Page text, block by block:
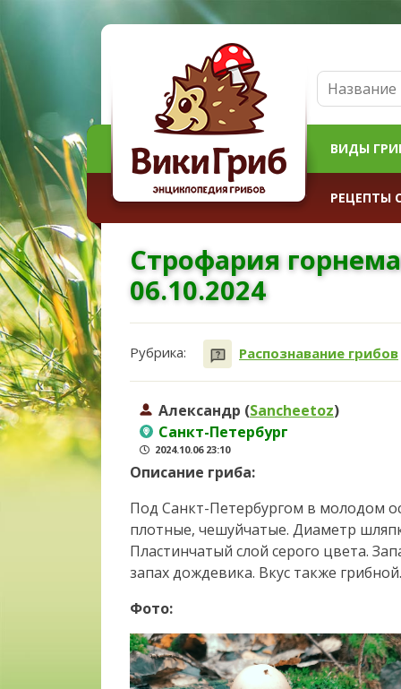
ВИДЫ
РЕЦЕПТЫ
Строфария
06.10.2024
Рубрика: Распознавание грибов
Александр (Sancheetoz)
Санкт-Петербург
2024.10.06 23:10
Описание гриба:
Под Санкт-Петербургом в молодом
плотные, чешуйчатые. Диаметр
Пластинчатый слой серого цвета.
запах дождевика. Вкус также грибной.
Фото: